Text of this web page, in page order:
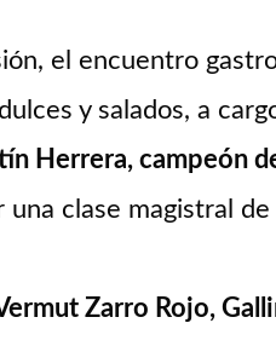
el encuentro
y salados, a
Herrera, campeón
clase magistral
Zarro Rojo,